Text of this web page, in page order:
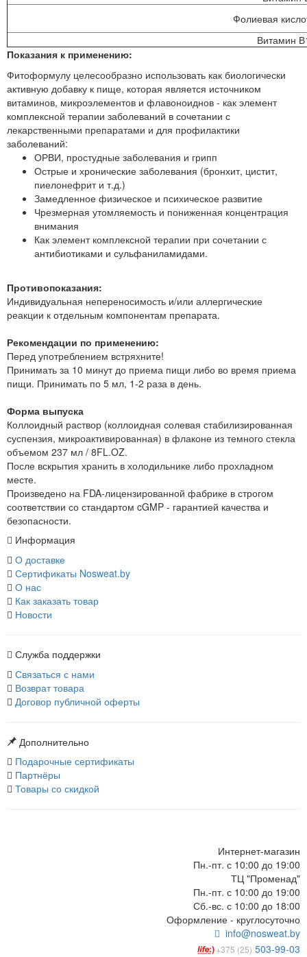
Фолиевая
Витамин
Показания к применению:
Фитоформулу целесообразно использовать как биологически
активную добавку к пище, которая является источником
витаминов, микроэлементов и флавоноиднов - как элемент
комплексной терапии заболеваний в сочетании с
лекарственными препаратами и для профилактики
заболеваний:
ОРВИ, простудные заболевания и грипп
Острые и хронические заболевания (бронхит, цистит,
пиелонефрит и т.д.)
Замедленное физическое и психическое развитие
Чрезмерная утомляемость и пониженная концентрация
внимания
Как элемент комплексной терапии при сочетании с
антибиотиками и сульфаниламидами.
Противопоказания:
Индивидуальная непереносимость и/или аллергические
реакции к отдельным компонентам препарата.
Рекомендации по применению:
Перед употреблением встряхните!
Принимать за 10 минут до приема пищи либо во время приема
пищи. Принимать по 5 мл, 1-2 раза в день.
Форма выпуска
Коллоидный раствор (коллоидная солевая стабилизированная
суспензия, микроактивированная) в флаконе из темного стекла
объемом 237 мл / 8FL.OZ.
После вскрытия хранить в холодильнике либо прохладном
месте.
Произведено на FDA-лицензированной фабрике в строгом
соответствии со стандартом cGMP - гарантией качества и
безопасности.
Информация
О доставке
Сертификаты Nosweat.by
О нас
Как заказать товар
Новости
Служба поддержки
Связаться с нами
Возврат товара
Договор публичной оферты
Дополнительно
Подарочные сертификаты
Партнёры
Товары со скидкой
Интернет-магазин
Пн.-пт. с 10:00 до 19:00
ТЦ "Променад"
Пн.-пт. с 10:00 до 19:00
Сб.-вс. с 10:00 до 18:00
Оформление - круглосуточно
info@nosweat.by
+375 (25) 503-99-03